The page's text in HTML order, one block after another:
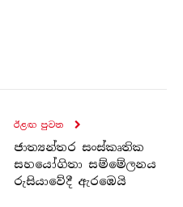
ඊළඟ පුව​ත
ජාත්‍යන්තර සංස්කෘතික
සහයෝගිතා සම්මේලනය
රුසියාවේදී ඇරඹෙයි